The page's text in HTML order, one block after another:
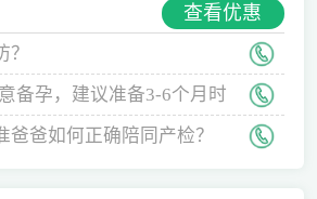
查看优惠
备孕，建议准备3-6个月时
爸爸如何正确陪同产检？